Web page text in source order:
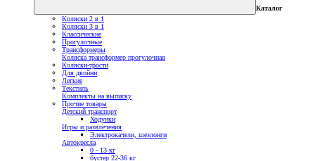
Каталог
Коляски 2 в 1
Коляски 3 в 1
Классические
Прогулочные
Трансформеры
Коляска трансформер прогулочная
Коляски-трости
Для двойни
Легкие
Текстиль
Комплекты на выписку
Прочие товары
Детский транспорт
Ходунки
Игры и развлечения
Электрокачели, шезлонги
Автокресла
0 - 13 кг
бустер 22-36 кг